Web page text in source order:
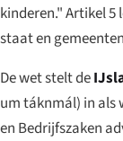
kinderen." Artikel
staat en
De wet stelt de
um táknmál) in
en Bedrijfszaken